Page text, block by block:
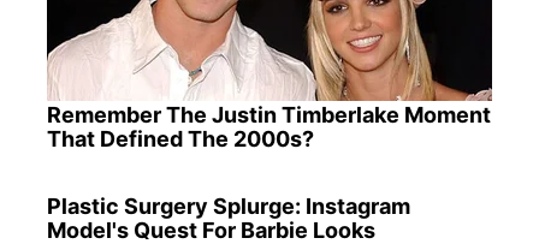
Remember The Justin Timberlake Moment
That Defined The 2000s?
Plastic Surgery Splurge: Instagram
Model's Quest For Barbie Looks